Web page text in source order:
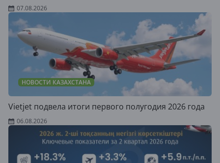
07.08.2026
НОВОСТИ КАЗАХСТАНА
Vietjet подвела итоги первого полугодия 2026 года
06.08.2026